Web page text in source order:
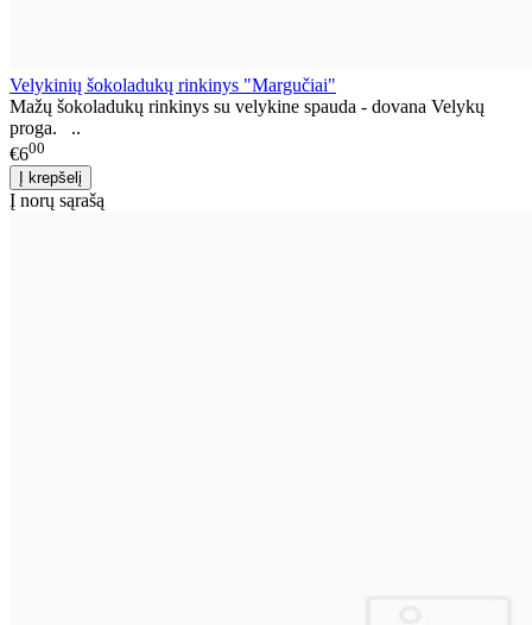
Velykinių šokoladukų rinkinys "Margučiai"
Mažų šokoladukų rinkinys su velykine spauda - dovana Velykų
proga. ..
€600
Į norų sąrašą